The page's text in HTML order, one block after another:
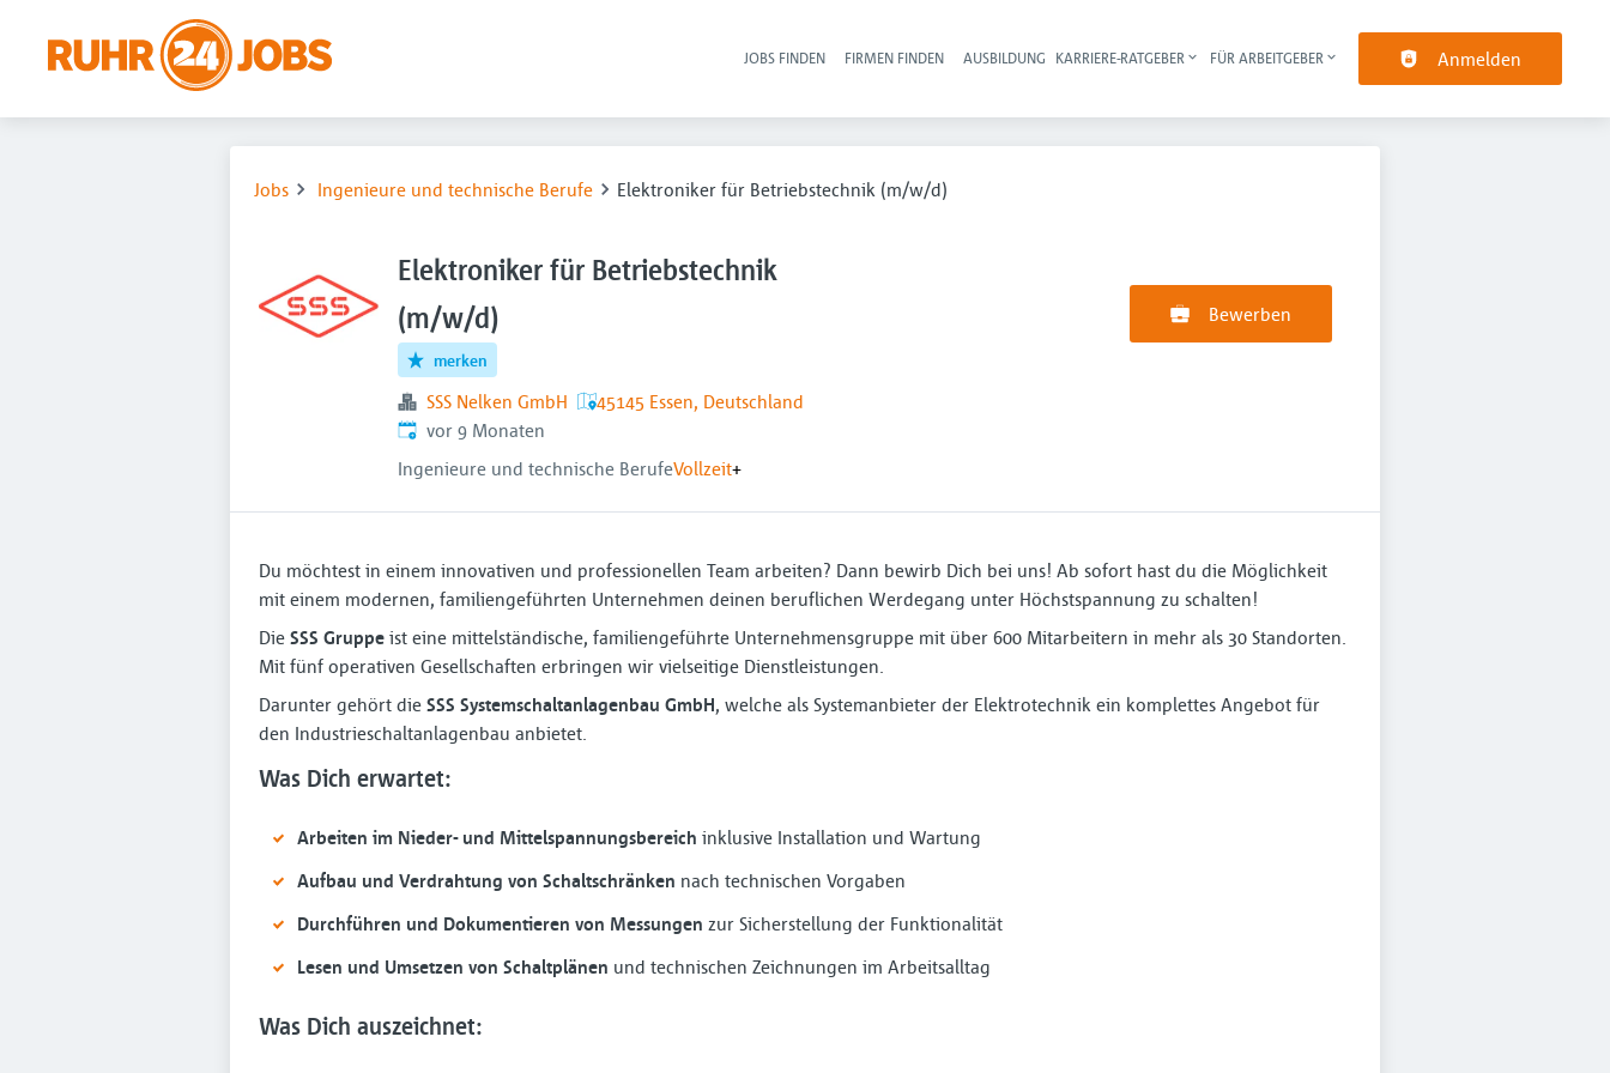
Haupt-Navigation
JOBS FINDEN FIRMEN FINDEN AUSBILDUNG KARRIERE-RATGEBER FÜR ARBEITGEBER Anmelden
Jobs Ingenieure und technische Berufe Elektroniker für Betriebstechnik (m/w/d)
Elektroniker für Betriebstechnik
(m/w/d)
merken
SSS Nelken GmbH
45145 Essen, Deutschland
Veröffentlicht:
vor 9 Monaten
Ingenieure und technische BerufeVollzeit+
Bewerben
Du möchtest in einem innovativen und professionellen Team arbeiten? Dann bewirb Dich bei uns! Ab sofort hast du die Möglichkeit
mit einem modernen, familiengeführten Unternehmen deinen beruflichen Werdegang unter Höchstspannung zu schalten!
Die SSS Gruppe ist eine mittelständische, familiengeführte Unternehmensgruppe mit über 600 Mitarbeitern in mehr als 30 Standorten.
Mit fünf operativen Gesellschaften erbringen wir vielseitige Dienstleistungen.
Darunter gehört die SSS Systemschaltanlagenbau GmbH, welche als Systemanbieter der Elektrotechnik ein komplettes Angebot für
den Industrieschaltanlagenbau anbietet.
Was Dich erwartet:
Arbeiten im Nieder- und Mittelspannungsbereich inklusive Installation und Wartung
Aufbau und Verdrahtung von Schaltschränken nach technischen Vorgaben
Durchführen und Dokumentieren von Messungen zur Sicherstellung der Funktionalität
Lesen und Umsetzen von Schaltplänen und technischen Zeichnungen im Arbeitsalltag
Was Dich auszeichnet: